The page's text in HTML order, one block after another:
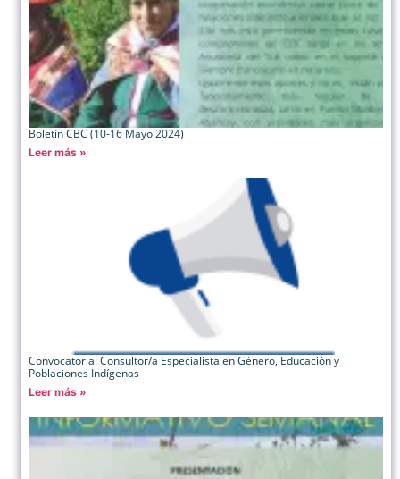
Boletín CBC (10-16 Mayo 2024)
Leer más »
Convocatoria: Consultor/a Especialista en Género, Educación y
Poblaciones Indígenas
Leer más »